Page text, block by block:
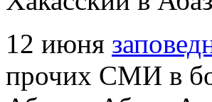
12 июня
прочих СМИ в